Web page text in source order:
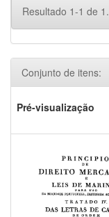
Resultado 1-1 de 1.
Conjunto de itens:
Pré-visualização